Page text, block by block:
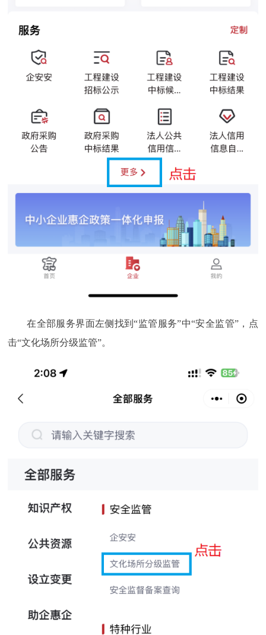
在全部服务界面左侧找到“监管服务”中“安全监管”，点
击“文化场所分级监管”。